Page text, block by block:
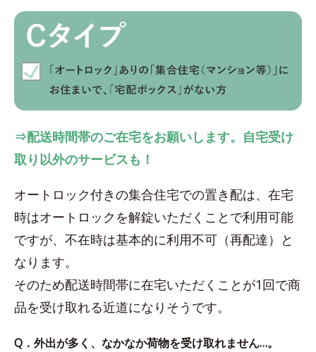
⇒配送時間帯のご在宅をお願いします。自宅受け
取り以外のサービスも！
オートロック付きの集合住宅での置き配は、在宅
時はオートロックを解錠いただくことで利用可能
ですが、不在時は基本的に利用不可（再配達）と
なります。
そのため配送時間帯に在宅いただくことが1回で商
品を受け取れる近道になりそうです。
Q．外出が多く、なかなか荷物を受け取れません…。